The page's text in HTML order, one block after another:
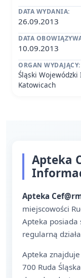
DATA WYDANIA:
26.09.2013
DATA
10.09.2013
ORGAN WYDAJĄCY:
Śląski
Katowicach
Apteka
Apteka
miejscowości
Apteka posiada
regularną
Apteka
700 Ruda